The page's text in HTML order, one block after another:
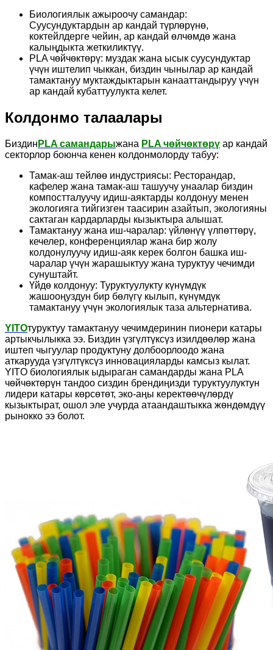
Биологиялык ажыроочу самандар:
Суусундуктардын ар кандай түрлөрүнө,
коктейлдерге чейин, ар кандай өлчөмдө жана
калыңдыкта жеткиликтүү.
PLA чөйчөктөрү: муздак жана ысык суусундуктар
үчүн иштелип чыккан, биздин чынылар ар кандай
тамактануу муктаждыктарын канааттандыруу үчүн
ар кандай кубаттуулукта келет.
Колдонмо талаалары
Биздин PLA самандарыжана PLA чөйчөктөрү ар кандай
секторлор боюнча кенен колдонмолорду табуу:
Тамак-аш тейлөө индустриясы: Ресторандар,
кафелер жана тамак-аш ташуучу унаалар биздин
компостталуучу идиш-аяктарды колдонуу менен
экологияга тийгизген таасирин азайтып, экологияны
сактаган кардарларды кызыктыра алышат.
Тамактануу жана иш-чаралар: үйлөнүү үлпөттөрү,
кечелер, конференциялар жана бир жолу
колдонулуучу идиш-аяк керек болгон башка иш-
чаралар үчүн жарашыктуу жана туруктуу чечимди
сунуштайт.
Үйдө колдонуу: Туруктуулукту күнүмдүк
жашооңуздун бир бөлүгү кылып, күнүмдүк
тамактануу үчүн экологиялык таза альтернатива.
YITOтуруктуу тамактануу чечимдеринин пионери катары
артыкчылыкка ээ. Биздин үзгүлтүксүз изилдөөлөр жана
иштеп чыгуулар продуктуну долбоорлоодо жана
аткарууда үзгүлтүксүз инновацияларды камсыз кылат.
YITO биологиялык ыдыраган самандарды жана PLA
чөйчөктөрүн тандоо сиздин брендиңизди туруктуулуктун
лидери катары көрсөтөт, эко-аңы керектөөчүлөрдү
кызыктырат, ошол эле учурда атаандаштыкка жөндөмдүү
рынокко ээ болот.